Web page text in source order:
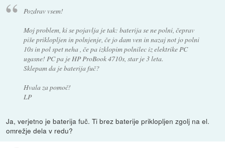
Pozdrav vsem!
Moj problem, ki se pojavlja je tak: baterija se ne polni, čeprav
piše priklopljen in polnjenje, če jo dam ven in nazaj not jo polni
10s in pol spet neha , če pa izklopim polnilec iz elektrike PC
ugasne! PC pa je HP ProBook 4710s, star je 3 leta.
Sklepam da je baterija fuč?
Hvala za pomoč!
LP
Ja, verjetno je baterija fuč. Ti brez baterije priklopljen zgolj na el.
omrežje dela v redu?